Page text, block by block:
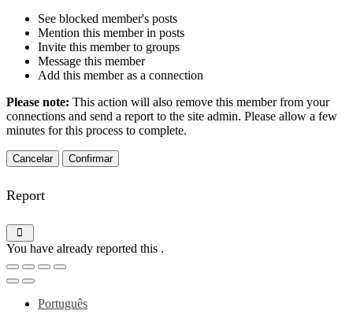
See blocked member's posts
Mention this member in posts
Invite this member to groups
Message this member
Add this member as a connection
Please note: This action will also remove this member from your
connections and send a report to the site admin. Please allow a few
minutes for this process to complete.
Confirmar
Report
You have already reported this .
Português